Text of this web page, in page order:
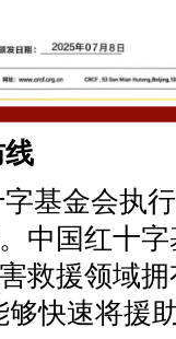
基金会执
中国红十
救援领域
快速将援